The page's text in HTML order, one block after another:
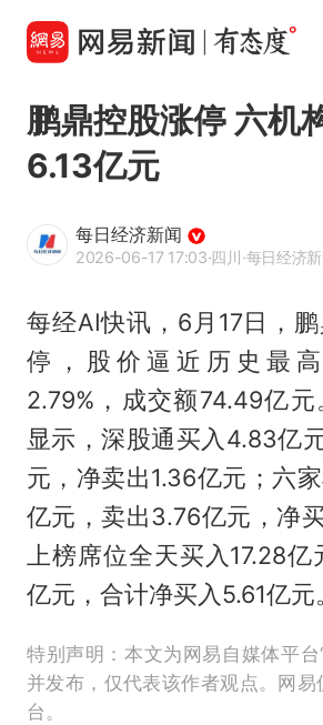
鹏鼎控股涨停 六机
6.13亿元
每日经济新闻
2026-06-17 17:03·四川·每日经济新闻官
每经AI快讯，6月17日，
停，股价逼近历史最
2.79%，成交额74.49亿
显示，深股通买入4.83亿
元，净卖出1.36亿元；六
亿元，卖出3.76亿元，净买
上榜席位全天买入17.28亿
亿元，合计净买入5.61亿元
特别声明：本文为网易自媒体平台
并发布，仅代表该作者观点。网
台。